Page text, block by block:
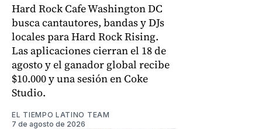
Hard Rock Cafe Washington DC
busca cantautores, bandas y DJs
locales para Hard Rock Rising.
Las aplicaciones cierran el 18 de
agosto y el ganador global recibe
$10.000 y una sesión en Coke
Studio.
EL TIEMPO LATINO TEAM
7 de agosto de 2026